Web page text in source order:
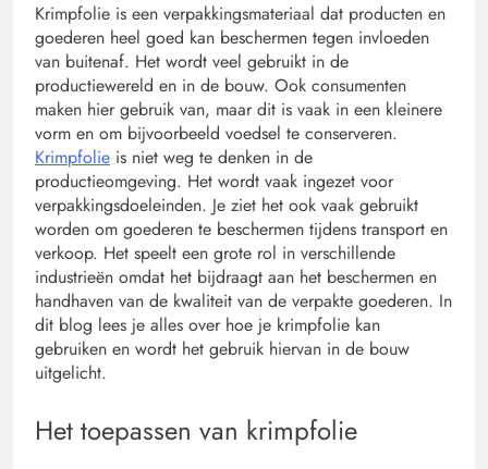
Krimpfolie is een verpakkingsmateriaal dat producten en
goederen heel goed kan beschermen tegen invloeden
van buitenaf. Het wordt veel gebruikt in de
productiewereld en in de bouw. Ook consumenten
maken hier gebruik van, maar dit is vaak in een kleinere
vorm en om bijvoorbeeld voedsel te conserveren.
Krimpfolie is niet weg te denken in de
productieomgeving. Het wordt vaak ingezet voor
verpakkingsdoeleinden. Je ziet het ook vaak gebruikt
worden om goederen te beschermen tijdens transport en
verkoop. Het speelt een grote rol in verschillende
industrieën omdat het bijdraagt aan het beschermen en
handhaven van de kwaliteit van de verpakte goederen. In
dit blog lees je alles over hoe je krimpfolie kan
gebruiken en wordt het gebruik hiervan in de bouw
uitgelicht.
Het toepassen van krimpfolie